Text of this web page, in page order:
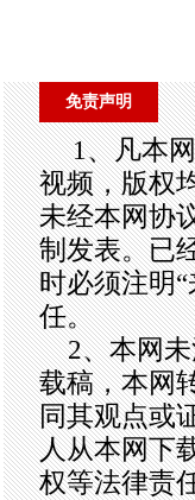
免责声明
1、凡本
视频，版权
未经本网协
制发表。已
时必须注明
任。
2、本网未
载稿，本网
同其观点或
人从本网下
权等法律责